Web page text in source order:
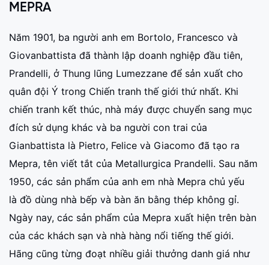
MEPRA
Năm 1901, ba người anh em Bortolo, Francesco và
Giovanbattista đã thành lập doanh nghiệp đầu tiên,
Prandelli, ở Thung lũng Lumezzane để sản xuất cho
quân đội Ý trong Chiến tranh thế giới thứ nhất. Khi
chiến tranh kết thúc, nhà máy được chuyển sang mục
đích sử dụng khác và ba người con trai của
Gianbattista là Pietro, Felice và Giacomo đã tạo ra
Mepra, tên viết tắt của Metallurgica Prandelli. Sau năm
1950, các sản phẩm của anh em nhà Mepra chủ yếu
là đồ dùng nhà bếp và bàn ăn bằng thép không gỉ.
Ngày nay, các sản phẩm của Mepra xuất hiện trên bàn
của các khách sạn và nhà hàng nổi tiếng thế giới.
Hãng cũng từng đoạt nhiều giải thưởng danh giá như